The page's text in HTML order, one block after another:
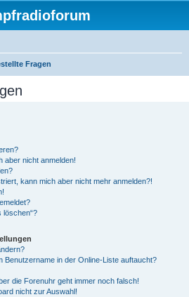
Fragen
aber nicht anmelden!
kann mich aber nicht mehr anmelden?!
löschen“?
Benutzername in der Online-Liste auftaucht?
die Forenuhr geht immer noch falsch!
nicht zur Auswahl!